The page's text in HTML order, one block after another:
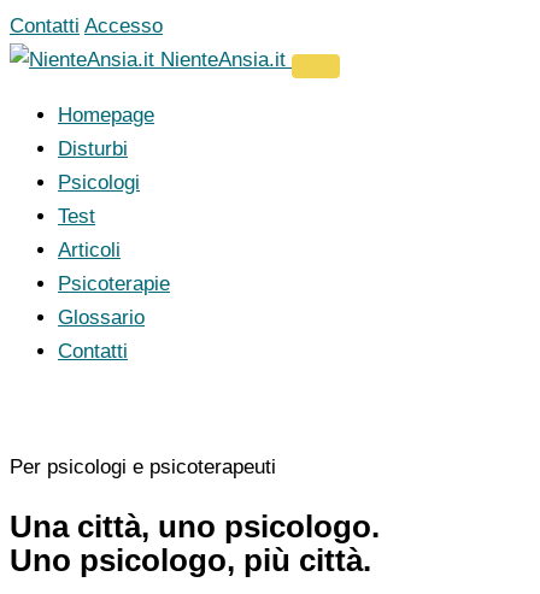
Vai
al
Contatti Accesso
NienteAnsia.it
Homepage
Disturbi
Psicologi
Test
Articoli
Psicoterapie
Glossario
Contatti
Per psicologi e psicoterapeuti
Una città, uno psicologo.
Uno psicologo, più città.